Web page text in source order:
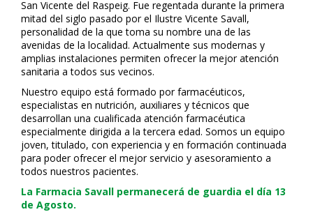
San Vicente del Raspeig. Fue regentada durante la primera
mitad del siglo pasado por el Ilustre Vicente Savall,
personalidad de la que toma su nombre una de las
avenidas de la localidad. Actualmente sus modernas y
amplias instalaciones permiten ofrecer la mejor atención
sanitaria a todos sus vecinos.
Nuestro equipo está formado por farmacéuticos,
especialistas en nutrición, auxiliares y técnicos que
desarrollan una cualificada atención farmacéutica
especialmente dirigida a la tercera edad. Somos un equipo
joven, titulado, con experiencia y en formación continuada
para poder ofrecer el mejor servicio y asesoramiento a
todos nuestros pacientes.
La Farmacia Savall permanecerá de guardia el día 13
de Agosto.